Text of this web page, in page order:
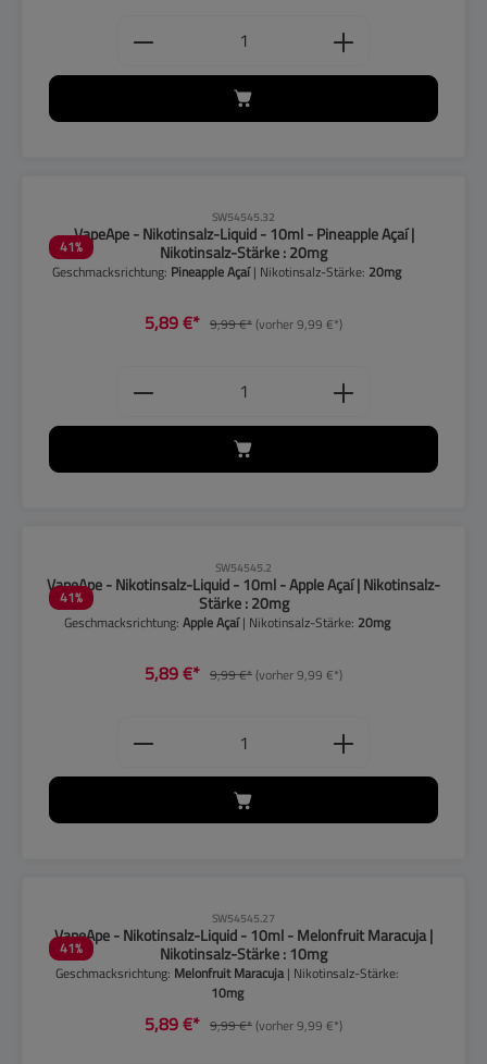
Produkt Anzahl: Gib den
41%
SW54545.32
VapeApe - Nikotinsalz-Liquid - 10ml - Pineapple Açaí |
Nikotinsalz-Stärke : 20mg
Geschmacksrichtung: Pineapple Açaí| Nikotinsalz-Stärke: 20mg
5,89 €* 9,99 €*(vorher 9,99 €*)
Produkt Anzahl: Gib den
41%
SW54545.2
VapeApe - Nikotinsalz-Liquid - 10ml - Apple Açaí | Nikotinsalz-
Stärke : 20mg
Geschmacksrichtung: Apple Açaí| Nikotinsalz-Stärke: 20mg
5,89 €* 9,99 €*(vorher 9,99 €*)
Produkt Anzahl: Gib den
41%
SW54545.27
VapeApe - Nikotinsalz-Liquid - 10ml - Melonfruit Maracuja |
Nikotinsalz-Stärke : 10mg
Geschmacksrichtung: Melonfruit Maracuja| Nikotinsalz-Stärke:
10mg
5,89 €* 9,99 €*(vorher 9,99 €*)